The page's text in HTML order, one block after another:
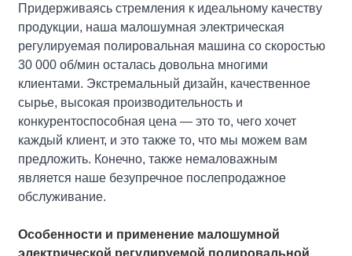
Придерживаясь стремления к идеальному качеству
продукции, наша малошумная электрическая
регулируемая полировальная машина со скоростью
30 000 об/мин осталась довольна многими
клиентами. Экстремальный дизайн, качественное
сырье, высокая производительность и
конкурентоспособная цена — это то, чего хочет
каждый клиент, и это также то, что мы можем вам
предложить. Конечно, также немаловажным
является наше безупречное послепродажное
обслуживание.
Особенности и применение малошумной
электрической регулируемой полировальной